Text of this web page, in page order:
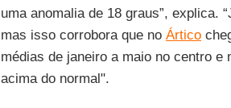
uma anomalia de 18 graus”, explica.
mas isso corrobora que no Ártico
médias de janeiro a maio no centro
acima do normal".